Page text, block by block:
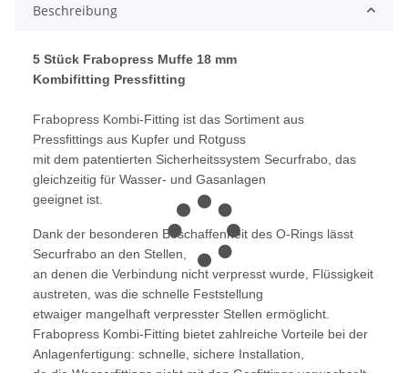
Beschreibung
5 Stück Frabopress Muffe 18 mm
Kombifitting Pressfitting
Frabopress Kombi-Fitting ist das Sortiment aus
Pressfittings aus Kupfer und Rotguss
mit dem patentierten Sicherheitssystem Securfrabo, das
gleichzeitig für Wasser- und Gasanlagen
geeignet ist.
Dank der besonderen Beschaffenheit des O-Rings lässt
Securfrabo an den Stellen,
an denen die Verbindung nicht verpresst wurde, Flüssigkeit
austreten, was die schnelle Feststellung
etwaiger mangelhaft verpresster Stellen ermöglicht.
Frabopress Kombi-Fitting bietet zahlreiche Vorteile bei der
Anlagenfertigung: schnelle, sichere Installation,